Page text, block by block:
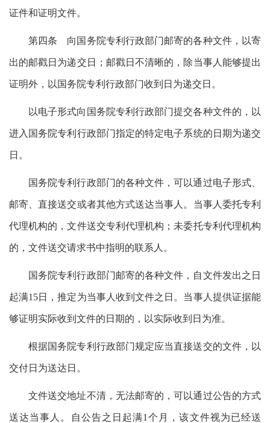
证件和证明文件。
第四条 向国务院专利行政部门邮寄的各种文件，以寄
出的邮戳日为递交日；邮戳日不清晰的，除当事人能够提出
证明外，以国务院专利行政部门收到日为递交日。
以电子形式向国务院专利行政部门提交各种文件的，以
进入国务院专利行政部门指定的特定电子系统的日期为递交
日。
国务院专利行政部门的各种文件，可以通过电子形式、
邮寄、直接送交或者其他方式送达当事人。当事人委托专利
代理机构的，文件送交专利代理机构；未委托专利代理机构
的，文件送交请求书中指明的联系人。
国务院专利行政部门邮寄的各种文件，自文件发出之日
起满15日，推定为当事人收到文件之日。当事人提供证据能
够证明实际收到文件的日期的，以实际收到日为准。
根据国务院专利行政部门规定应当直接送交的文件，以
交付日为送达日。
文件送交地址不清，无法邮寄的，可以通过公告的方式
送达当事人。自公告之日起满1个月，该文件视为已经送